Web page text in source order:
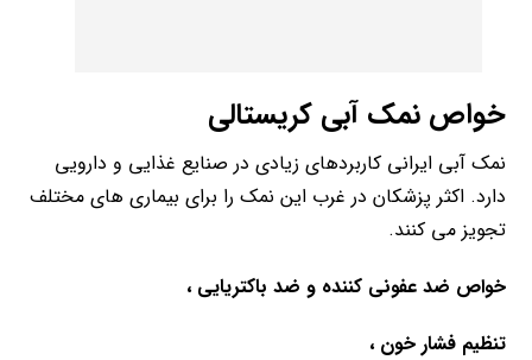
خواص نمک آبی کریستالی
نمک آبی ایرانی کاربردهای زیادی در صنایع غذایی و دارویی
دارد. اکثر پزشکان در غرب این نمک را برای بیماری های مختلف
تجویز می کنند.
خواص ضد عفونی کننده و ضد باکتریایی ،
تنظیم فشار خون ،